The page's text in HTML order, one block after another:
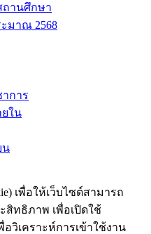
ถานศึกษา
มาณ 2568
าการ
ใน
น
เพื่อให้เว็บไซต์สามารถ
สิทธิภาพ​ เพื่อเปิดใช้
วิเคราะห์การเข้าใช้งาน